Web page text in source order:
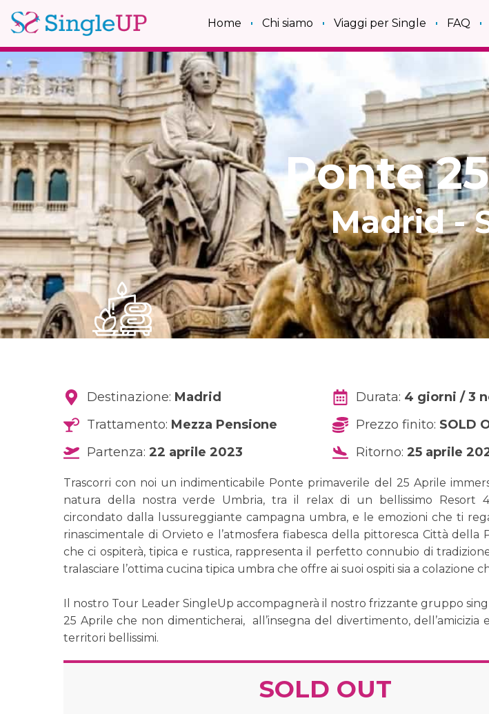
Home Chi siamo Viaggi per Single FAQ
Ponte
Madrid -
Destinazione: Madrid
Trattamento: Mezza Pensione
Partenza: 22 aprile 2023
Durata: 4 giorni / 3
Prezzo finito: SOLD
Ritorno: 25 aprile
Trascorri con noi un indimenticabile Ponte primaverile del 25 Aprile
natura della nostra verde Umbria, tra il relax di un bellissimo Resort
circondato dalla lussureggiante campagna umbra, e le emozioni che ti
rinascimentale di Orvieto e l’atmosfera fiabesca della pittoresca Città della
che ci ospiterà, tipica e rustica, rappresenta il perfetto connubio di
tralasciare l’ottima cucina tipica umbra che offre ai suoi ospiti sia a colazione
Il nostro Tour Leader SingleUp accompagnerà il nostro frizzante gruppo
25 Aprile che non dimenticherai, all’insegna del divertimento, dell’amicizia
territori bellissimi.
SOLD OUT